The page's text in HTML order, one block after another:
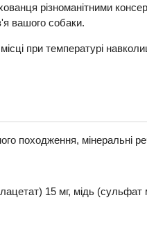
різноманітними
вашого собаки.
при температурі
походження, мінеральні
15 мг, мідь (сульфат